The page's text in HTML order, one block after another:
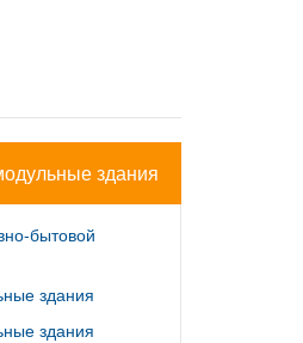
здания
бытовой
здания
здания